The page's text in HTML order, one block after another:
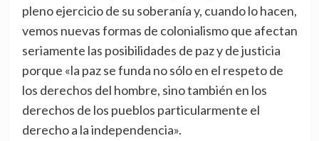
pleno ejercicio de su soberanía y, cuando lo hacen,
vemos nuevas formas de colonialismo que afectan
seriamente las posibilidades de paz y de justicia
porque «la paz se funda no sólo en el respeto de
los derechos del hombre, sino también en los
derechos de los pueblos particularmente el
derecho a la independencia».